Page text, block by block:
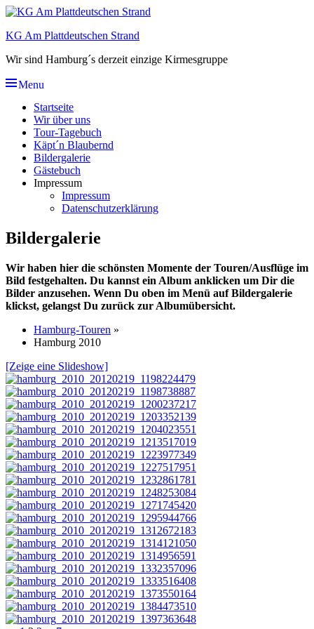
Skip
content
KG Am Plattdeutschen Strand
Wir sind Hamburg´s derzeit einzige Kirmesgruppe
Menu
Hauptmenü
Startseite
Wir über uns
Tour-Tagebuch
Käpt´n Blaubernd
Bildergalerie
Gästebuch
Impressum
Impressum
Datenschutzerklärung
Bildergalerie
Wir haben hier die schönsten Momente der Touren/Ausflüge im
Bild festgehalten. Du kannst ein Album anklicken um Dir die
Bilder anzusehen. Wenn Du oben im Menü auf Bildergalerie
klickst, gelangst Du zurück zur Albumübersicht.
Hamburg-Touren »
Hamburg 2010
[Zeige eine Slideshow]